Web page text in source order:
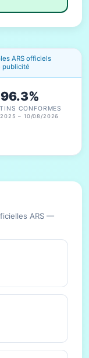
ARS officiels
publicité
96.3%
CONFORMES
– 10/08/2026
ARS —